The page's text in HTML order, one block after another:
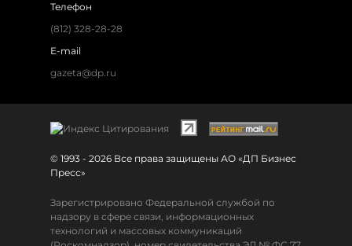
Телефон
(812) 328-28-28
E-mail
gazeta@dp.ru
© 1993 - 2026 Все права защищены АО «ДП Бизнес
Пресс»
Зарегистрировано Федеральной службой по
надзору в сфере связи, информационных
технологий и массовых коммуникаций